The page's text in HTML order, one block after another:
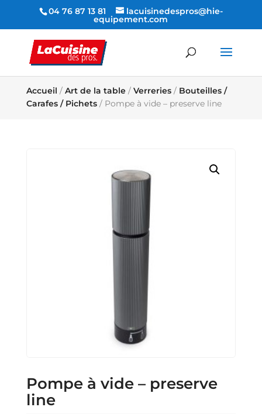
04 76 87 13 81 lacuisinedespros@hie-
equipement.com
Accueil / Art de la table/ Verreries/ Bouteilles /
Carafes / Pichets/ Pompe à vide – preserve line
Pompe à vide – preserve
line